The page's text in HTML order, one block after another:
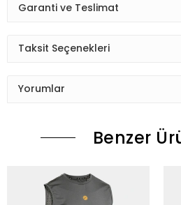
Garanti ve Teslimat
Taksit Seçenekleri
Yorumlar
Benzer